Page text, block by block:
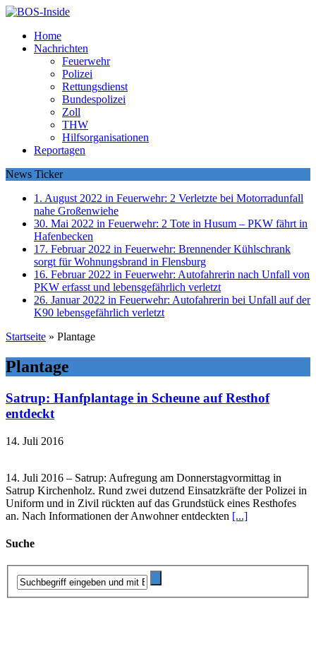
Home
Nachrichten
Feuerwehr
Polizei
Rettungsdienst
Bundespolizei
Zoll
THW
Hilfsorganisationen
Reportagen
News Ticker
1. August 2022 in Feuerwehr: 2 Verletzte bei Motorradunfall
nahe Großenwiehe
30. Mai 2022 in Feuerwehr: 2 Tote in Husum – PKW fährt in
Hafenbecken
17. Februar 2022 in Feuerwehr: Brennender Kühlschrank
sorgt für Wohnungsbrand in Flensburg
16. Februar 2022 in Feuerwehr: Autofahrerin nach Unfall von
PKW erfasst und lebensgefährlich verletzt
26. Januar 2022 in Feuerwehr: Autofahrerin bei Unfall auf der
K90 lebensgefährlich verletzt
Startseite » Plantage
Plantage
Satrup: Hanfplantage in Scheune auf Resthof
entdeckt
14. Juli 2016
14. Juli 2016 – Satrup: Aufregung am Donnerstagvormittag in
Satrup Kirchenholz. Rund zwei dutzend Einsatzkräfte der Polizei in
Uniform und in Zivil rückten auf das Grundstück eines Resthofes
an. Nach Informationen der Anwohner entdeckten [...]
Suche